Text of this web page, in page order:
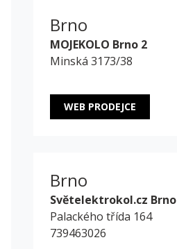
Brno
MOJEKOLO Brno 2
Minská 3173/38
WEB PRODEJCE
Brno
Světelektrokol.cz Brno
Palackého třída 164
739463026